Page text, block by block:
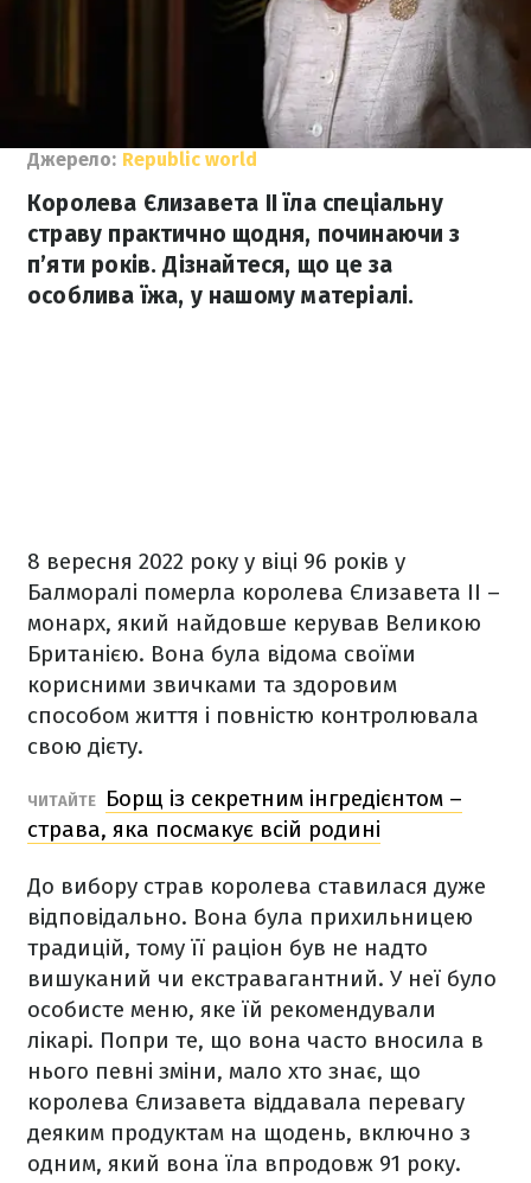
Джерело: Republic world
Королева Єлизавета II їла спеціальну
страву практично щодня, починаючи з
п’яти років. Дізнайтеся, що це за
особлива їжа, у нашому матеріалі.
8 вересня 2022 року у віці 96 років у
Балморалі померла королева Єлизавета ІІ –
монарх, який найдовше керував Великою
Британією. Вона була відома своїми
корисними звичками та здоровим
способом життя і повністю контролювала
свою дієту.
ЧИТАЙТЕ
Борщ із секретним інгредієнтом –
страва, яка посмакує всій родині
До вибору страв королева ставилася дуже
відповідально. Вона була прихильницею
традицій, тому її раціон був не надто
вишуканий чи екстравагантний. У неї було
особисте меню, яке їй рекомендували
лікарі. Попри те, що вона часто вносила в
нього певні зміни, мало хто знає, що
королева Єлизавета віддавала перевагу
деяким продуктам на щодень, включно з
одним, який вона їла впродовж 91 року.